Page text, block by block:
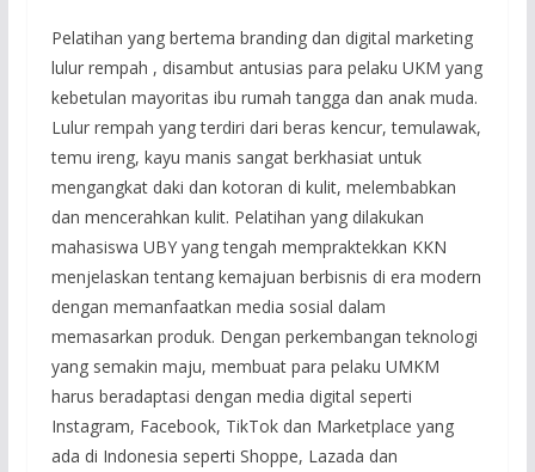
Pelatihan yang bertema branding dan digital marketing
lulur rempah , disambut antusias para pelaku UKM yang
kebetulan mayoritas ibu rumah tangga dan anak muda.
Lulur rempah yang terdiri dari beras kencur, temulawak,
temu ireng, kayu manis sangat berkhasiat untuk
mengangkat daki dan kotoran di kulit, melembabkan
dan mencerahkan kulit. Pelatihan yang dilakukan
mahasiswa UBY yang tengah mempraktekkan KKN
menjelaskan tentang kemajuan berbisnis di era modern
dengan memanfaatkan media sosial dalam
memasarkan produk. Dengan perkembangan teknologi
yang semakin maju, membuat para pelaku UMKM
harus beradaptasi dengan media digital seperti
Instagram, Facebook, TikTok dan Marketplace yang
ada di Indonesia seperti Shoppe, Lazada dan